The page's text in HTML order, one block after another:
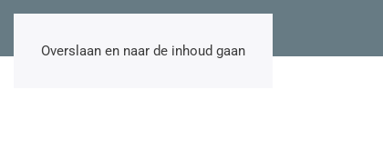
Overslaan en naar de inhoud gaan